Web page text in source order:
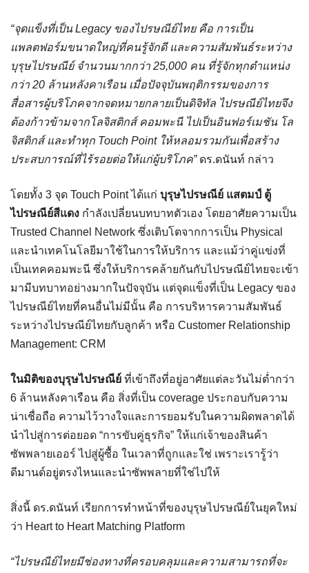
“จุดแข็งที่เป็น Legacyของไปรษณีย์ไทย คือ การเป็น
แพลตฟอร์มขนาดใหญ่ที่คนรู้จักดี และความสัมพันธ์ระหว่าง
บุรุษไปรษณีย์ จำนวนมากกว่า 25,000 คน ที่รู้จักทุกตำแหน่ง
กว่า 20 ล้านหลังคาเรือน เมื่อปัจจุบันพฤติกรรมของการ
สื่อสารผู้บริโภคจากจดหมายกลายเป็นดิจิทัล ไปรษณีย์ไทยจึง
ต้องก้าวข้ามจากโลจิสติกส์ คอมพะนี ไปเป็นอินฟอร์เมชัน โล
จิสติกส์ และทำทุก Touch Pointให้หลอมรวมกันเพื่อสร้าง
ประสบการณ์ที่ไร้รอยต่อให้แก่ผู้บริโภค”ดร.ดนันท์ กล่าว
โดยทั้ง 3 จุด Touch Point ได้แก่ บุรุษไปรษณีย์ แสตมป์ ตู้
ไปรษณีย์สีแดง กำลังเปลี่ยนบทบาทตัวเอง โดยอาศัยความเป็น
Trusted Channel Network ซึ่งเติบโตจากการเป็น Physical
และนำเทคโนโลยีมาใช้ในการให้บริการ และแม้ว่าคู่แข่งที่
เป็นเทคคอมพะนี ซึ่งให้บริการคล้ายกันกับไปรษณีย์ไทยจะเข้า
มามีบทบาทอย่างมากในปัจจุบัน แต่จุดแข็งที่เป็น Legacy ของ
ไปรษณีย์ไทยที่คนอื่นไม่มีนั้น คือ การบริหารความสัมพันธ์
ระหว่างไปรษณีย์ไทยกับลูกค้า หรือ Customer Relationship
Management: CRM
ในมิติของบุรุษไปรษณีย์ ที่เข้าถึงที่อยู่อาศัยแต่ละวันไม่ต่ำกว่า
6 ล้านหลังคาเรือน คือ สิ่งที่เป็น coverage ประกอบกับความ
น่าเชื่อถือ ความไว้วางใจและการยอมรับในความผิดพลาดได้
นำไปสู่การต่อยอด “การขับคู่ธุรกิจ” ให้แก่เจ้าของสินค้า
ซัพพลายเออร์ ไปสู่ผู้ซื้อ ในเวลาที่ถูกและใช่ เพราะเรารู้ว่า
ดีมานด์อยู่ตรงไหนและนำซัพพลายที่ใช่ไปให้
สิ่งนี้ ดร.ดนันท์ เรียกการทำหน้าที่ของบุรุษไปรษณีย์ในยุคใหม่
ว่า Heart to Heart Matching Platform
“ไปรษณีย์ไทยมีช่องทางที่ครอบคลุมและความสามารถที่จะ